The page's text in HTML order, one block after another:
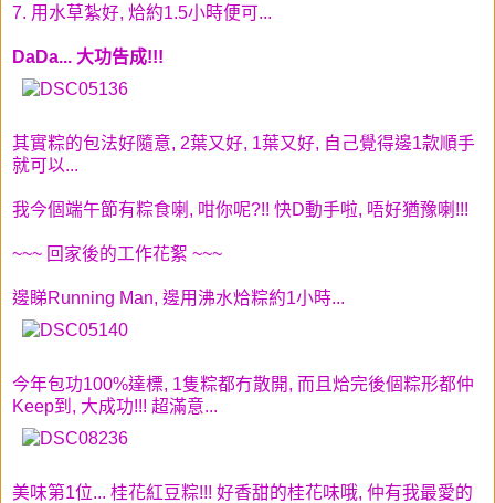
7. 用水草紮好, 烚約1.5小時便可...
DaDa... 大功告成!!!
其實粽的包法好隨意, 2葉又好, 1葉又好, 自己覺得邊1款順手
就可以...
我今個端午節有粽食喇, 咁你呢?!! 快D動手啦, 唔好猶豫喇!!!
~~~ 回家後的工作花絮 ~~~
邊睇Running Man, 邊用沸水烚粽約1小時...
今年包功100%達標, 1隻粽都冇散開, 而且烚完後個粽形都仲
Keep到, 大成功!!! 超滿意...
美味第1位... 桂花紅豆粽!!! 好香甜的桂花味哦, 仲有我最愛的